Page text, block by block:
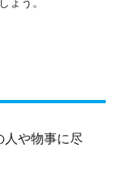
人や物事に尽